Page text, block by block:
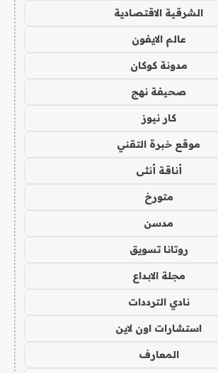
الشرقية الاقتصادية
عالم الايفون
مدونة كوكان
صحيفة نهج
كار نيوز
موقع خبرة التقني
أناقة أنثى
متورخ
مدسن
روتانا تسويق
مجلة الابداع
نادي الترددات
استشارات اون لاين
المعارف